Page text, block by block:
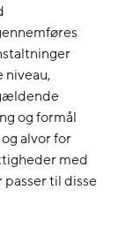
niveau,
og formål
alvor for
med
til disse